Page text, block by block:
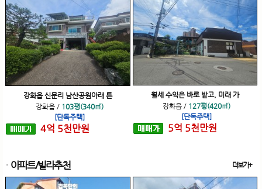
강화읍 신문리 남산공원아래 튼
강화읍/ 103평(340㎡)
[단독주택]
4억 5천만원
월세 수익은 바로 받고, 미래 가
강화읍 / 127평(420㎡)
[단독주택]
5억 5천만원
아파트/빌라추천 더보기+